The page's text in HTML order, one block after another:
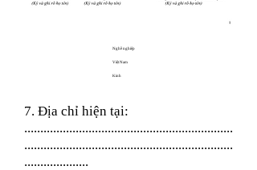
Nghề nghiệp
Việt Nam
Kinh
7. Địa chỉ hiện tại:
.................................................................
.................................................................
....................